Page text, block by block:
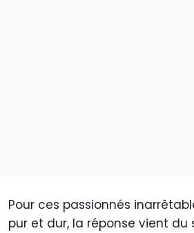
Pour ces passionnés
pur et dur, la réponse vient du